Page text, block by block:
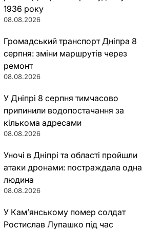
1936 року
08.08.2026
Громадський транспорт Дніпра 8
серпня: зміни маршрутів через
ремонт
08.08.2026
У Дніпрі 8 серпня тимчасово
припинили водопостачання за
кількома адресами
08.08.2026
Уночі в Дніпрі та області пройшли
атаки дронами: постраждала одна
людина
08.08.2026
У Кам’янському помер солдат
Ростислав Лупашко під час